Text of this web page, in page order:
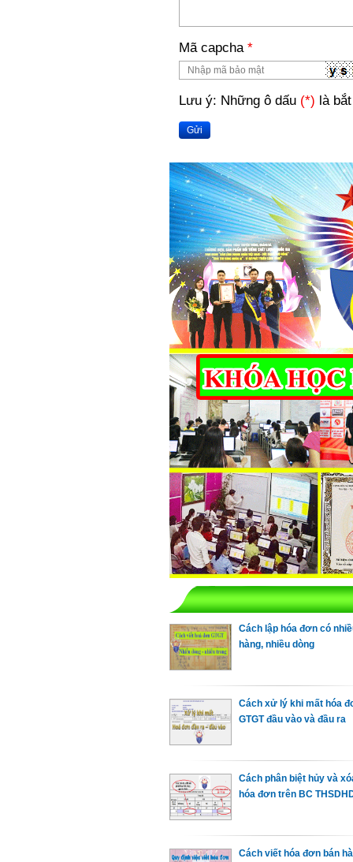
Mã capcha *
Lưu ý: Những ô dấu (*) là
Gửi
Cách lập hóa đơn có
hàng, nhiều dòng
Cách xử lý khi mất hóa
GTGT đầu vào và đầu ra
Cách phân biệt hủy và
hóa đơn trên BC
Cách viết hóa đơn bán